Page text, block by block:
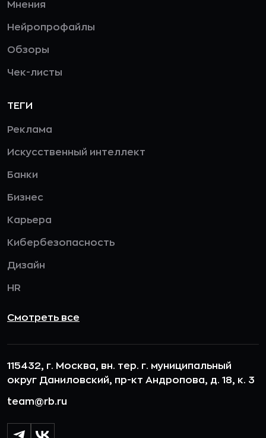
Мнения
Нейропрофайлы
Обзоры
Чек-листы
ТЕГИ
Реклама
Искусственный интеллект
Банки
Бизнес
Карьера
Кибербезопасность
Дизайн
HR
Смотреть все
115432, г. Москва, вн. тер. г. муниципальный
округ Даниловский, пр-кт Андропова, д. 18, к. 3
team@rb.ru